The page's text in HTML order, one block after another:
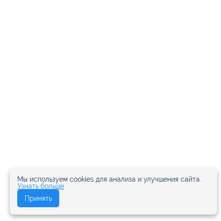
Мы используем cookies для анализа и улучшения сайта.
Узнать больше
Принять